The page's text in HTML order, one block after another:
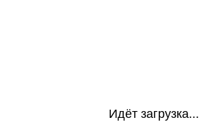
Идёт загрузка...